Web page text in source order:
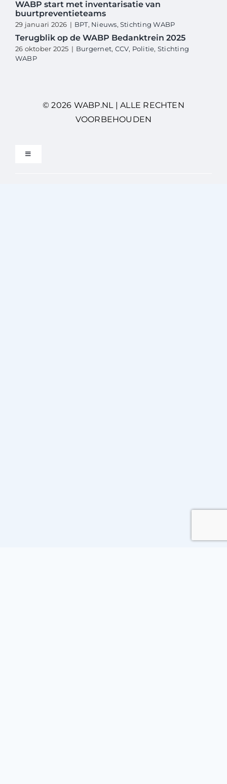
WABP start met inventarisatie van
buurtpreventieteams
29 januari 2026 | BPT, Nieuws, Stichting WABP
Terugblik op de WABP Bedanktrein 2025
26 oktober 2025 | Burgernet, CCV, Politie, Stichting
WABP
© 2026 WABP.NL | ALLE RECHTEN
VOORBEHOUDEN
Toggle